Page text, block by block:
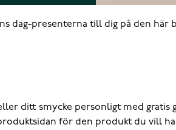
dag-presenterna till dig på den här
ditt smycke personligt med gratis
för den produkt du vill ha